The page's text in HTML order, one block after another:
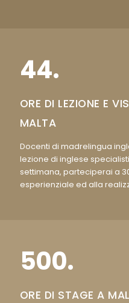
44.
ORE DI LEZIONE E
MALTA
Docenti di madrelingua
lezione di inglese
settimana, parteciperai a
esperienziale ed alla
500.
ORE DI STAGE A